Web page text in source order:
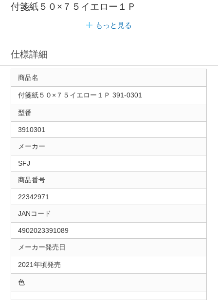
付箋紙５０×７５イエロー１Ｐ
もっと見る
仕様詳細
商品名
付箋紙５０×７５イエロー１Ｐ 391-0301
型番
3910301
メーカー
SFJ
商品番号
22342971
JANコード
4902023391089
メーカー発売日
2021年頃発売
色